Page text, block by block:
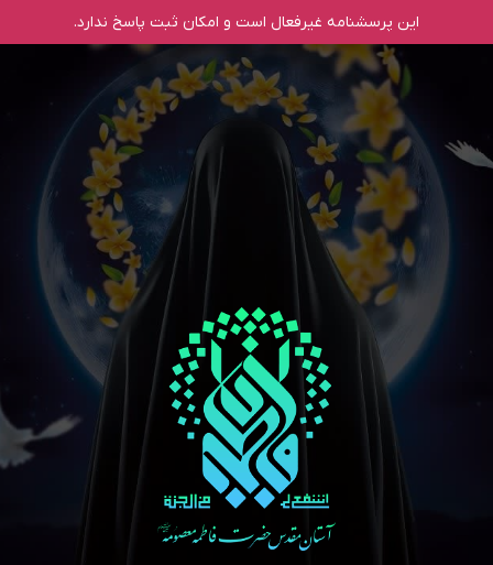
این پرسشنامه غیر‌فعال است و امکان ثبت پاسخ ندارد.